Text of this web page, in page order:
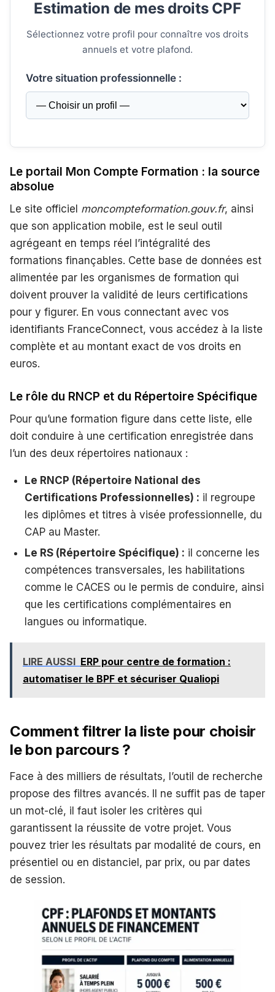
Estimation de mes droits CPF
Sélectionnez votre profil pour connaître vos droits
annuels et votre plafond.
Votre situation professionnelle :
Le portail Mon Compte Formation : la source
absolue
Le site officiel moncompteformation.gouv.fr, ainsi
que son application mobile, est le seul outil
agrégeant en temps réel l’intégralité des
formations finançables. Cette base de données est
alimentée par les organismes de formation qui
doivent prouver la validité de leurs certifications
pour y figurer. En vous connectant avec vos
identifiants FranceConnect, vous accédez à la liste
complète et au montant exact de vos droits en
euros.
Le rôle du RNCP et du Répertoire Spécifique
Pour qu’une formation figure dans cette liste, elle
doit conduire à une certification enregistrée dans
l’un des deux répertoires nationaux :
Le RNCP (Répertoire National des
Certifications Professionnelles) : il regroupe
les diplômes et titres à visée professionnelle, du
CAP au Master.
Le RS (Répertoire Spécifique) : il concerne les
compétences transversales, les habilitations
comme le CACES ou le permis de conduire, ainsi
que les certifications complémentaires en
langues ou informatique.
LIRE AUSSI ERP pour centre de formation :
automatiser le BPF et sécuriser Qualiopi
Comment filtrer la liste pour choisir
le bon parcours ?
Face à des milliers de résultats, l’outil de recherche
propose des filtres avancés. Il ne suffit pas de taper
un mot-clé, il faut isoler les critères qui
garantissent la réussite de votre projet. Vous
pouvez trier les résultats par modalité de cours, en
présentiel ou en distanciel, par prix, ou par dates
de session.